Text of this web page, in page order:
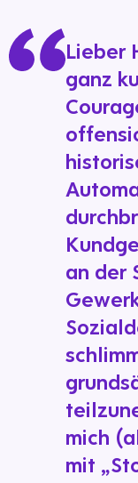
Lieber
ganz
an der
mich
mit